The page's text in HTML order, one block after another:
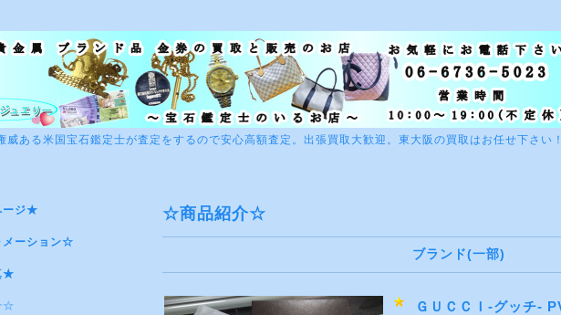
威ある米国宝石鑑定士が査定をするので安心高額査定。出張買取大歓迎。東大阪の買取はお任せ下さい！
☆商品紹介☆
ブランド(一部)
ＧＵＣＣＩ-グッチ-
ージ★
ーション☆
★
☆